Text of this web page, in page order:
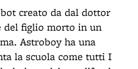
creato da dal dottor
del figlio morto in un
Astroboy ha una
la scuola come tutti I